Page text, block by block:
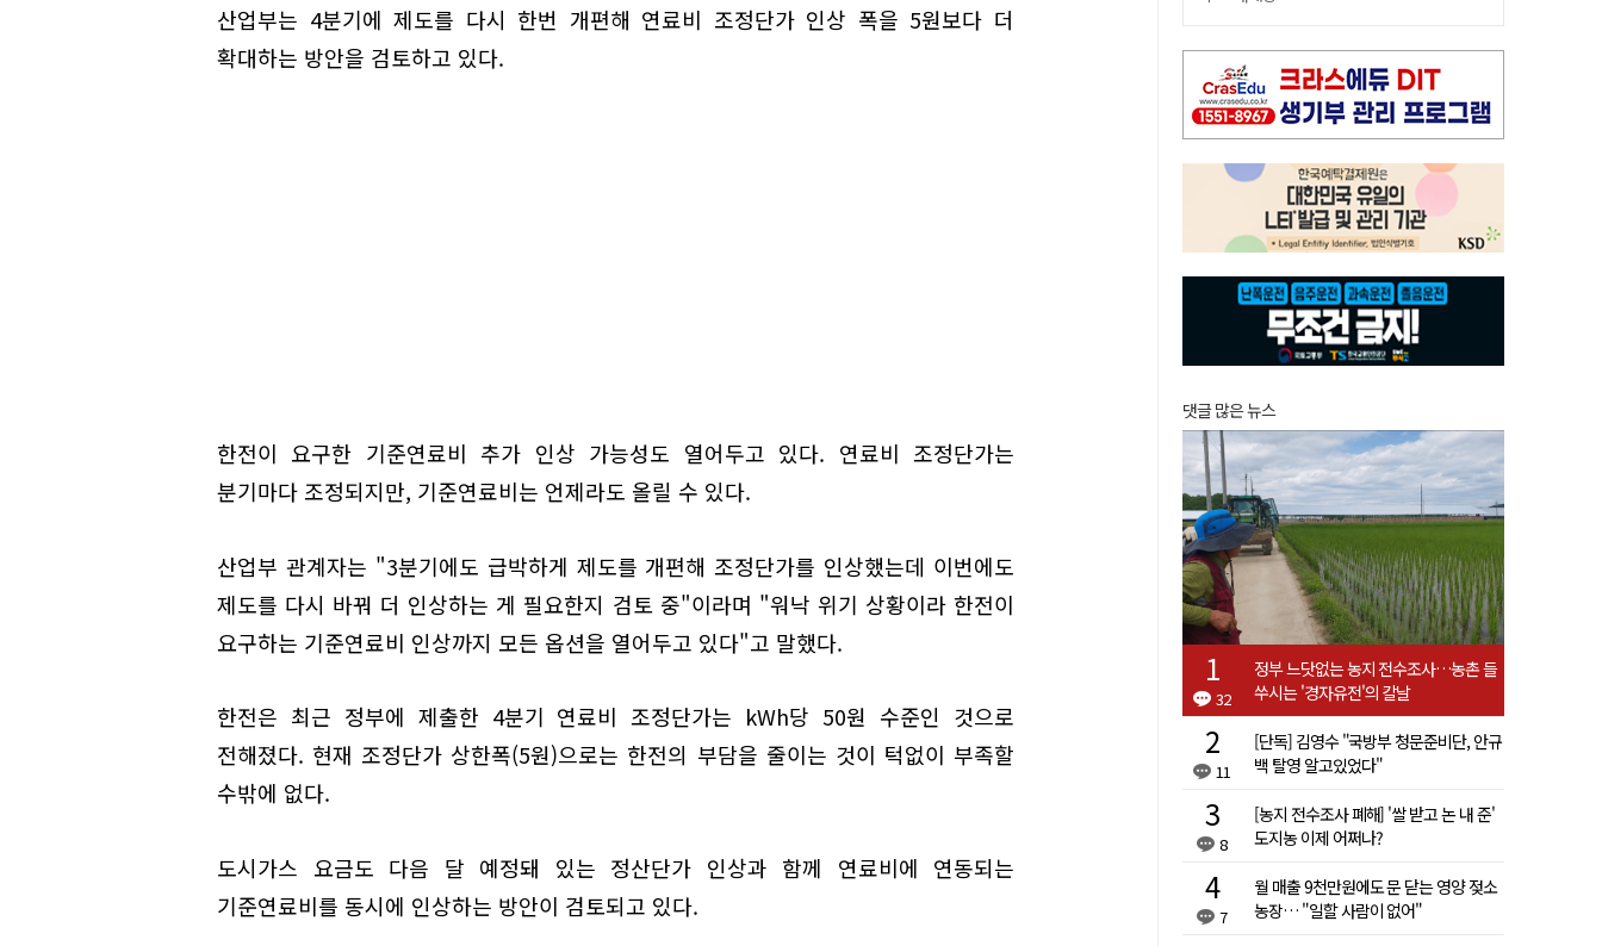
산업부는 4분기에 제도를 다시 한번 개편해 연료비 조정단가 인상 폭을 5원보다 더
확대하는 방안을 검토하고 있다.
한전이 요구한 기준연료비 추가 인상 가능성도 열어두고 있다. 연료비 조정단가는
분기마다 조정되지만, 기준연료비는 언제라도 올릴 수 있다.
산업부 관계자는 "3분기에도 급박하게 제도를 개편해 조정단가를 인상했는데 이번에도
제도를 다시 바꿔 더 인상하는 게 필요한지 검토 중"이라며 "워낙 위기 상황이라 한전이
요구하는 기준연료비 인상까지 모든 옵션을 열어두고 있다"고 말했다.
한전은 최근 정부에 제출한 4분기 연료비 조정단가는 kWh당 50원 수준인 것으로
전해졌다. 현재 조정단가 상한폭(5원)으로는 한전의 부담을 줄이는 것이 턱없이 부족할
수밖에 없다.
도시가스 요금도 다음 달 예정돼 있는 정산단가 인상과 함께 연료비에 연동되는
기준연료비를 동시에 인상하는 방안이 검토되고 있다.
댓글 많은 뉴스
32
정부 느닷없는 농지 전수조사…농촌 들
쑤시는 '경자유전'의 칼날
11
[단독] 김영수 "국방부 청문준비단, 안규
백 탈영 알고있었다"
8
[농지 전수조사 폐해] '쌀 받고 논 내 준'
도지농 이제 어쩌나?
7
월 매출 9천만원에도 문 닫는 영양 젖소
농장… "일할 사람이 없어"